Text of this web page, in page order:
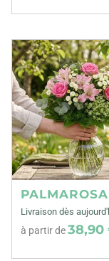
PALMAROSA
Livraison dès
à partir de38,90